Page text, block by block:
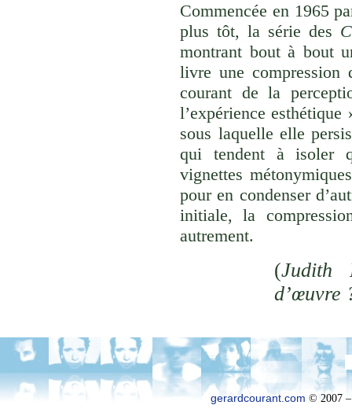
Commencée en 1965
plus tôt, la série des
montrant bout à bout
livre une compression
courant de la
l’expérience
sous laquelle elle
qui tendent à isoler
vignettes
pour en condenser
initiale, la
autrement.
(Judith
d’œuvre
gerardcourant.com © 2007